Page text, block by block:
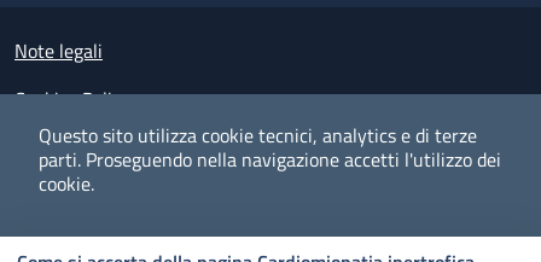
Questo sito utilizza cookie tecnici, analytics e di terze
parti. Proseguendo nella navigazione accetti l'utilizzo dei
cookie.
Small prints
Note legali
Cookies Policy
Policy privacy e protezione del dato personale
Albo pretorio on-line
Dichiarazione di accessibilità